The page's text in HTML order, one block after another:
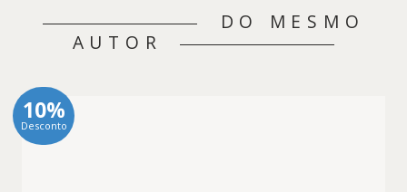
DO MESMO
AUTOR
10%
Desconto